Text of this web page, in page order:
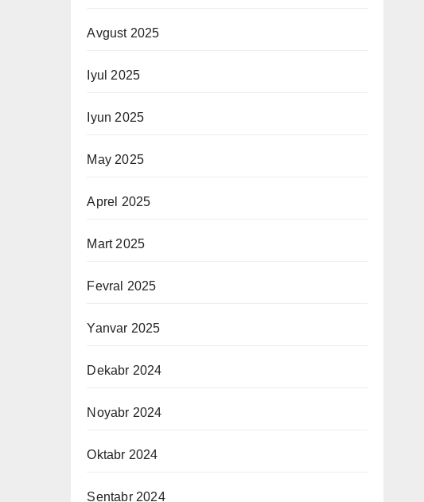
Avgust 2025
Iyul 2025
Iyun 2025
May 2025
Aprel 2025
Mart 2025
Fevral 2025
Yanvar 2025
Dekabr 2024
Noyabr 2024
Oktabr 2024
Sentabr 2024